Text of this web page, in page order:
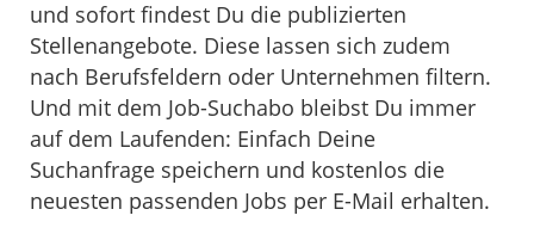
und sofort findest Du die publizierten
Stellenangebote. Diese lassen sich zudem
nach Berufsfeldern oder Unternehmen filtern.
Und mit dem Job-Suchabo bleibst Du immer
auf dem Laufenden: Einfach Deine
Suchanfrage speichern und kostenlos die
neuesten passenden Jobs per E-Mail erhalten.